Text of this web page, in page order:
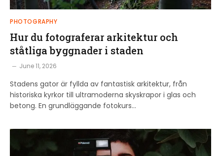
PHOTOGRAPHY
Hur du fotograferar arkitektur och
ståtliga byggnader i staden
June 11, 2026
Stadens gator är fyllda av fantastisk arkitektur, från
historiska kyrkor till ultramoderna skyskrapor i glas och
betong. En grundläggande fotokurs…